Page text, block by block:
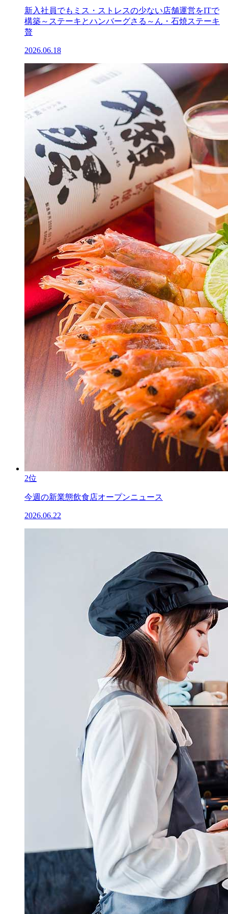
新入社員でもミス・ストレスの少ない店舗運営をITで
構築～ステーキとハンバーグさる～ん・石焼ステーキ
贅
2026.06.18
2位
今週の新業態飲食店オープンニュース
2026.06.22